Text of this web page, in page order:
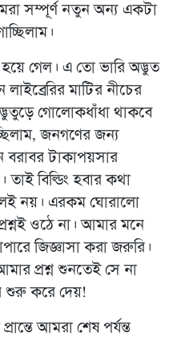
সম্পূর্ণ নতুন অন্য একটা
গেল। এ তো ভারি অদ্ভুত
মাটির নীচের
গোলোকধাঁধা থাকবে
জনগণের জন্য
বরাবর টাকাপয়সার
তাই বিল্ডিং হবার কথা
নয়। এরকম ঘোরালো
ওঠে না। আমার মনে
জিজ্ঞাসা করা জরুরি।
প্রশ্ন শুনতেই সে না
শুরু করে দেয়!
আমরা শেষ পর্যন্ত